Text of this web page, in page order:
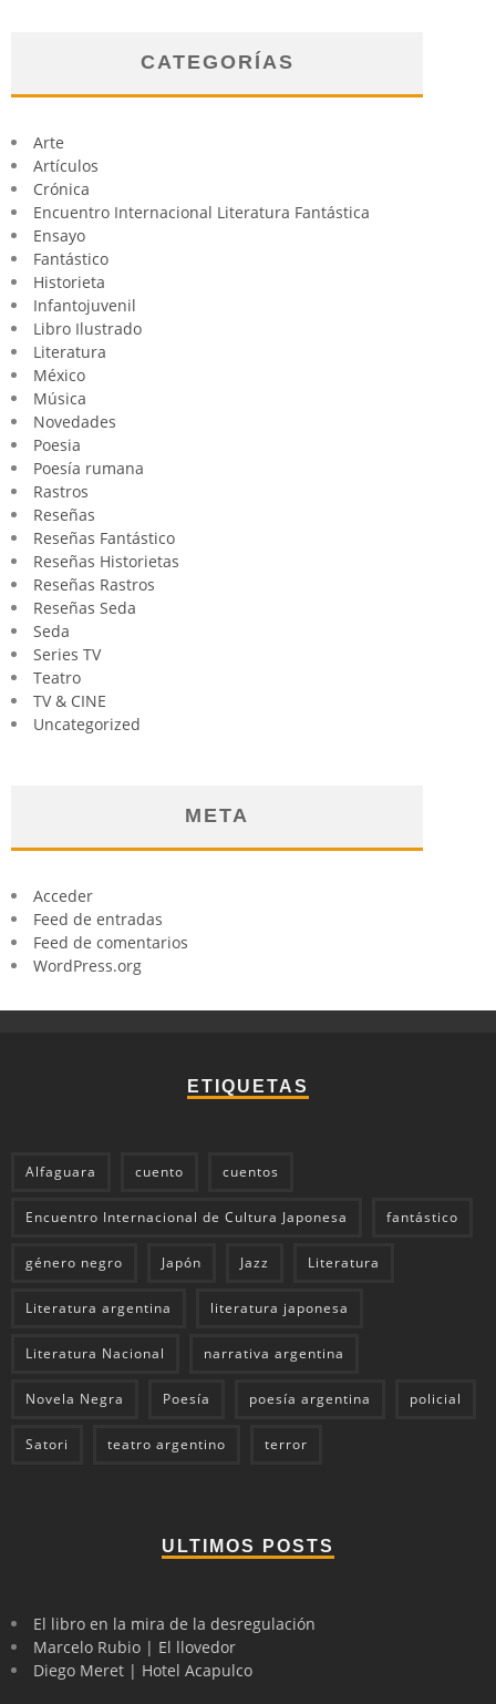
CATEGORÍAS
Arte
Artículos
Crónica
Encuentro Internacional Literatura Fantástica
Ensayo
Fantástico
Historieta
Infantojuvenil
Libro Ilustrado
Literatura
México
Música
Novedades
Poesia
Poesía rumana
Rastros
Reseñas
Reseñas Fantástico
Reseñas Historietas
Reseñas Rastros
Reseñas Seda
Seda
Series TV
Teatro
TV & CINE
Uncategorized
META
Acceder
Feed de entradas
Feed de comentarios
WordPress.org
ETIQUETAS
Alfaguara cuento cuentos
Encuentro Internacional de Cultura Japonesa fantástico
género negro Japón Jazz Literatura
Literatura argentina literatura japonesa
Literatura Nacional narrativa argentina
Novela Negra Poesía poesía argentina policial
Satori teatro argentino terror
ULTIMOS POSTS
El libro en la mira de la desregulación
Marcelo Rubio | El llovedor
Diego Meret | Hotel Acapulco